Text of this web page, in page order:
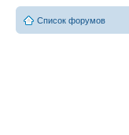
Список форумов